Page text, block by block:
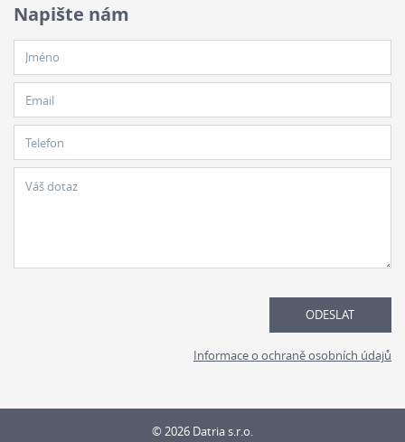
Napište nám
Jméno
Email
Telefon
Zpráva
ODESLAT
Informace o ochraně osobních údajů
© 2026 Datria s.r.o.